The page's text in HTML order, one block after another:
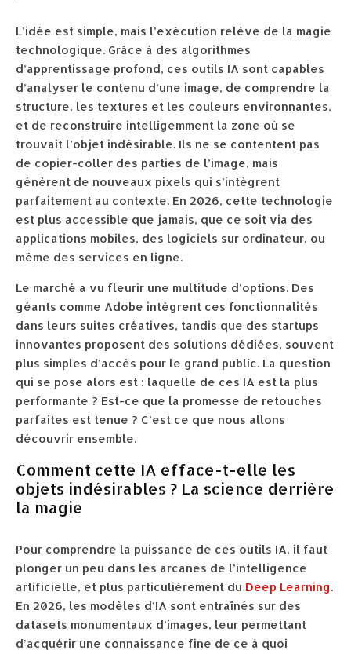
L’idée est simple, mais l’exécution relève de la magie
technologique. Grâce à des algorithmes
d’apprentissage profond, ces outils IA sont capables
d’analyser le contenu d’une image, de comprendre la
structure, les textures et les couleurs environnantes,
et de reconstruire intelligemment la zone où se
trouvait l’objet indésirable. Ils ne se contentent pas
de copier-coller des parties de l’image, mais
génèrent de nouveaux pixels qui s’intègrent
parfaitement au contexte. En 2026, cette technologie
est plus accessible que jamais, que ce soit via des
applications mobiles, des logiciels sur ordinateur, ou
même des services en ligne.
Le marché a vu fleurir une multitude d’options. Des
géants comme Adobe intègrent ces fonctionnalités
dans leurs suites créatives, tandis que des startups
innovantes proposent des solutions dédiées, souvent
plus simples d’accès pour le grand public. La question
qui se pose alors est : laquelle de ces IA est la plus
performante ? Est-ce que la promesse de retouches
parfaites est tenue ? C’est ce que nous allons
découvrir ensemble.
Comment cette IA efface-t-elle les
objets indésirables ? La science derrière
la magie
Pour comprendre la puissance de ces outils IA, il faut
plonger un peu dans les arcanes de l’intelligence
artificielle, et plus particulièrement du Deep Learning.
En 2026, les modèles d’IA sont entraînés sur des
datasets monumentaux d’images, leur permettant
d’acquérir une connaissance fine de ce à quoi